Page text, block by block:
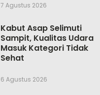
7 Agustus 2026
Kabut Asap Selimuti
Sampit, Kualitas Udara
Masuk Kategori Tidak
Sehat
6 Agustus 2026